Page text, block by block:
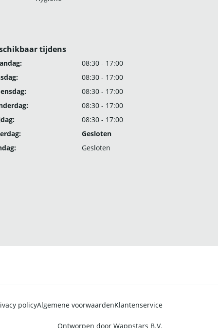
tijdens
08:30 - 17:00
08:30 - 17:00
08:30 - 17:00
08:30 - 17:00
08:30 - 17:00
Gesloten
Gesloten
policyAlgemene voorwaardenKlantenservice
Ontworpen door Wappstars B.V.